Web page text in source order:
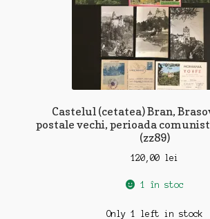
Castelul (cetatea) Bran,
postale vechi, perioada
(zz89)
120,00 lei
1 în stoc
Only 1 left in stock